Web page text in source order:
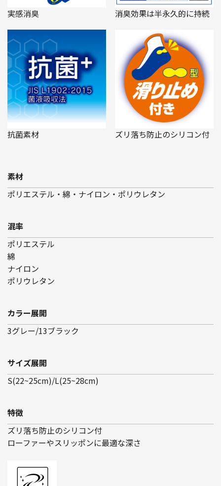
実感消臭 消臭効果は半永久的に持続
抗菌素材 ズリ落ち防止のシリコン付
素材
ポリエステル・綿・ナイロン・ポリウレタン
混率
ポリエステル
綿
ナイロン
ポリウレタン
カラー展開
3グレー/13ブラック
サイズ展開
S(22~25cm)/L(25~28cm)
特徴
ズリ落ち防止のシリコン付
ローファーやスリッポンに最適な深さ